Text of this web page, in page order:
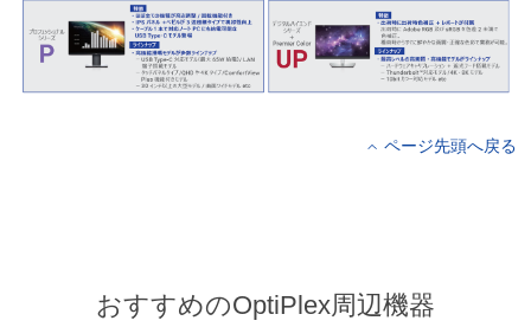
ページ先頭へ戻る
おすすめのOptiPlex周辺機器